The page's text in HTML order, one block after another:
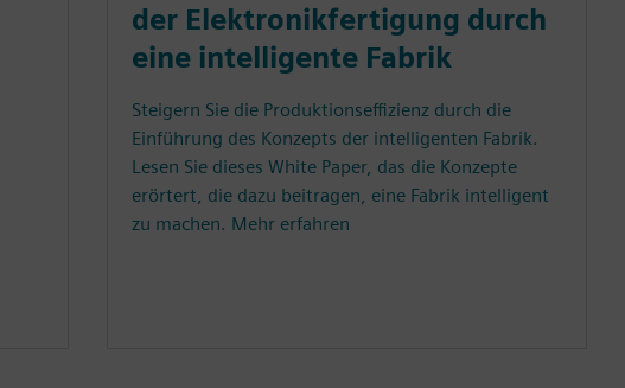
der Elektronikfertigung durch
eine intelligente Fabrik
Steigern Sie die Produktionseffizienz durch die
Einführung des Konzepts der intelligenten Fabrik.
Lesen Sie dieses White Paper, das die Konzepte
erörtert, die dazu beitragen, eine Fabrik intelligent
zu machen. Mehr erfahren